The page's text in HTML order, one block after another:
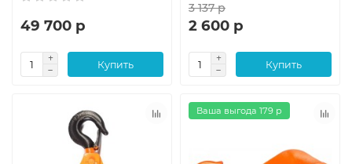
49 700 р
Купить
3 137 р
2 600 р
Купить
Ваша выгода 179 р